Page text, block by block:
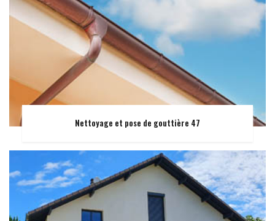
Nettoyage et pose de gouttière 47